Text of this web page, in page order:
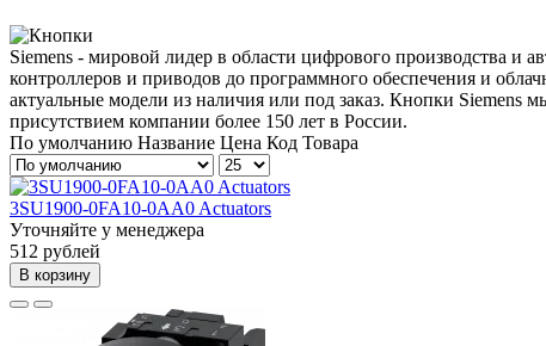
Siemens - мировой лидер в области цифрового производства и
контроллеров и приводов до программного обеспечения и
актуальные модели из наличия или под заказ. Кнопки
присутствием компании более 150 лет в России.
По умолчанию Название Цена Код Товара
3SU1900-0FA10-0AA0 Actuators
Уточняйте у менеджера
512 рублей
В корзину